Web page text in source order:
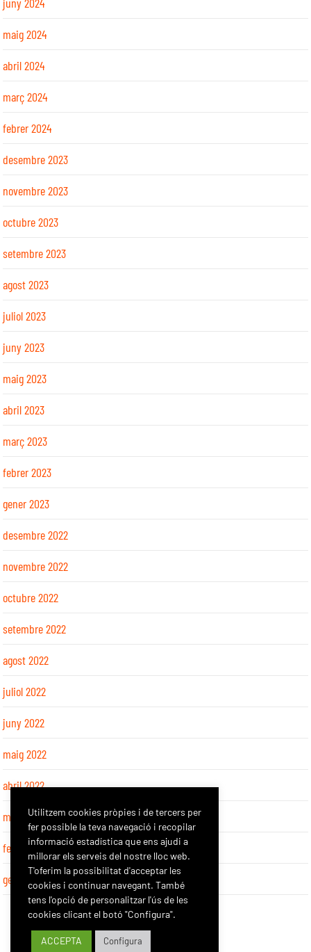
maig 2024
abril 2024
març 2024
febrer 2024
desembre 2023
novembre 2023
octubre 2023
setembre 2023
agost 2023
juliol 2023
juny 2023
maig 2023
abril 2023
març 2023
febrer 2023
gener 2023
desembre 2022
novembre 2022
octubre 2022
setembre 2022
agost 2022
juliol 2022
juny 2022
maig 2022
abril 2022
març 2022
febrer 2022
gener 2022
Utilitzem cookies pròpies i de tercers per
fer possible la teva navegació i recopilar
informació estadística que ens ajudi a
millorar els serveis del nostre lloc web.
T'oferim la possibilitat d'acceptar les
cookies i continuar navegant. També
tens l'opció de personalitzar l'ús de les
cookies clicant el botó "Configura".
ACCEPTA Configura